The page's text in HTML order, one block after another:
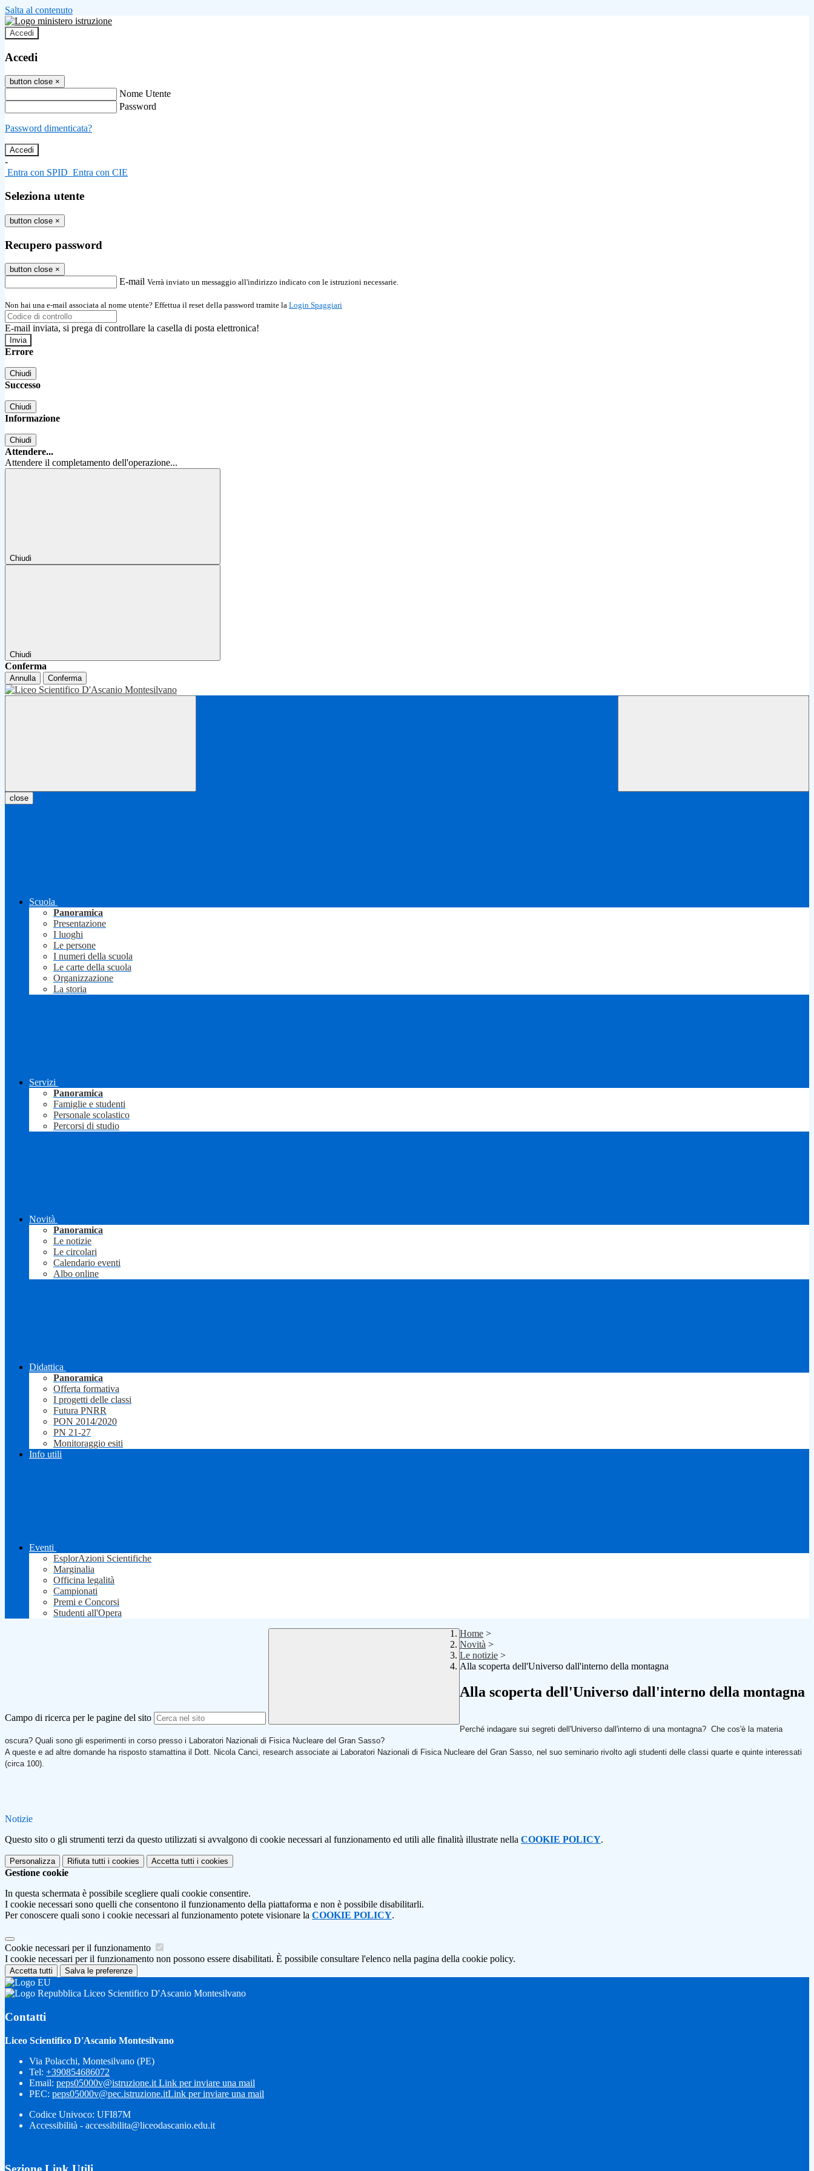
Salta al contenuto
Accedi
Accedi
button close ×
Nome Utente
Password
Password dimenticata?
-
Entra con SPID Entra con CIE
Seleziona utente
button close ×
Recupero password
button close ×
E-mail Verrà inviato un messaggio all'indirizzo indicato con le istruzioni necessarie.
Non hai una e-mail associata al nome utente? Effettua il reset della password tramite la Login Spaggiari
E-mail inviata, si prega di controllare la casella di posta elettronica!
Errore
Chiudi
Successo
Chiudi
Informazione
Chiudi
Attendere...
Attendere il completamento dell'operazione...
Chiudi
Chiudi
Conferma
Annulla Conferma
close
Scuola
Panoramica
Presentazione
I luoghi
Le persone
I numeri della scuola
Le carte della scuola
Organizzazione
La storia
Servizi
Panoramica
Famiglie e studenti
Personale scolastico
Percorsi di studio
Novità
Panoramica
Le notizie
Le circolari
Calendario eventi
Albo online
Didattica
Panoramica
Offerta formativa
I progetti delle classi
Futura PNRR
PON 2014/2020
PN 21-27
Monitoraggio esiti
Info utili
Eventi
EsplorAzioni Scientifiche
Marginalia
Officina legalità
Campionati
Premi e Concorsi
Studenti all'Opera
Campo di ricerca per le pagine del sito
Home >
Novità >
Le notizie >
Alla scoperta dell'Universo dall'interno della montagna
Alla scoperta dell'Universo dall'interno della montagna
Perché indagare sui segreti dell'Universo dall'interno di una montagna? Che cos'è la materia
oscura? Quali sono gli esperimenti in corso presso i Laboratori Nazionali di Fisica Nucleare del Gran Sasso?
A queste e ad altre domande ha risposto stamattina il Dott. Nicola Canci, research associate ai Laboratori Nazionali di Fisica Nucleare del Gran Sasso, nel suo seminario rivolto agli studenti delle classi quarte e quinte interessati
(circa 100).
Notizie
Questo sito o gli strumenti terzi da questo utilizzati si avvalgono di cookie necessari al funzionamento ed utili alle finalità illustrate nella COOKIE POLICY.
Personalizza Rifiuta tutti i cookies Accetta tutti i cookies
Gestione cookie
In questa schermata è possibile scegliere quali cookie consentire.
I cookie necessari sono quelli che consentono il funzionamento della piattaforma e non è possibile disabilitarli.
Per conoscere quali sono i cookie necessari al funzionamento potete visionare la COOKIE POLICY.
Cookie necessari per il funzionamento
I cookie necessari per il funzionamento non possono essere disabilitati. È possibile consultare l'elenco nella pagina della cookie policy.
Accetta tutti Salva le preferenze
Liceo Scientifico D'Ascanio Montesilvano
Contatti
Liceo Scientifico D'Ascanio Montesilvano
Via Polacchi, Montesilvano (PE)
Tel: +390854686072
Email: peps05000v@istruzione.it Link per inviare una mail
PEC: peps05000v@pec.istruzione.itLink per inviare una mail
Codice Univoco: UFI87M
Accessibilità - accessibilita@liceodascanio.edu.it